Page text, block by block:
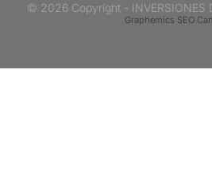
© 2026 Copyright - INVERSIONES
Graphemics SEO